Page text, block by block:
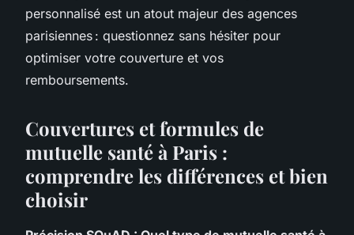
personnalisé est un atout majeur des agences
parisiennes : questionnez sans hésiter pour
optimiser votre couverture et vos
remboursements.
Couvertures et formules de
mutuelle santé à Paris :
comprendre les différences et bien
choisir